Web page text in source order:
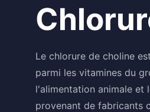
Le chlorure de choline
parmi les vitamines du
l'alimentation animale et
provenant de fabricants